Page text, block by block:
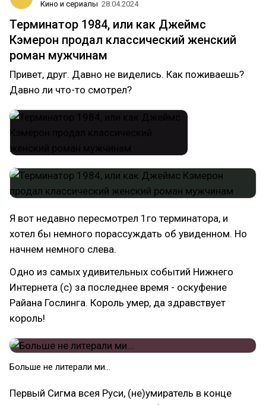
Кино и сериалы 28.04.2024
Терминатор 1984, или как Джеймс
Кэмерон продал классический женский
роман мужчинам
Привет, друг. Давно не виделись. Как поживаешь?
Давно ли что-то смотрел?
Я вот недавно пересмотрел 1го терминатора, и
хотел бы немного порассуждать об увиденном. Но
начнем немного слева.
Одно из самых удивительных событий Нижнего
Интернета (с) за последнее время - оскуфение
Райана Гослинга. Король умер, да здравствует
король!
Больше не литерали ми...
Первый Сигма всея Руси, (не)умиратель в конце